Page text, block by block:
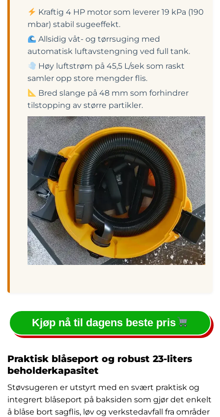
Kraftig 4 HP motor som leverer 19 kPa (190
mbar) stabil sugeeffekt.
Allsidig våt- og tørrsuging med
automatisk luftavstengning ved full tank.
Høy luftstrøm på 45,5 L/sek som raskt
samler opp store mengder flis.
Bred slange på 48 mm som forhindrer
tilstopping av større partikler.
Kjøp nå til dagens beste pris
Praktisk blåseport og robust 23-liters
beholderkapasitet
Støvsugeren er utstyrt med en svært praktisk og
integrert blåseport på baksiden som gjør det enkelt
å blåse bort sagflis, løv og verkstedavfall fra områder